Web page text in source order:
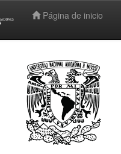
Página de inicio